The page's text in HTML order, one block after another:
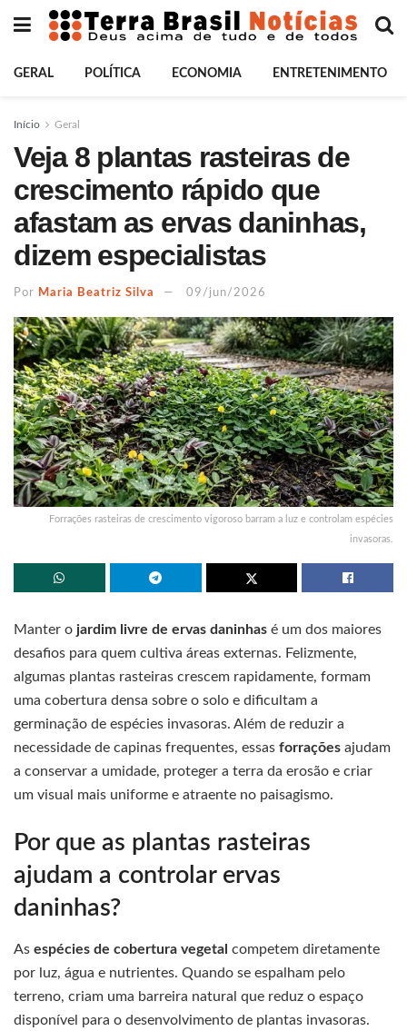
GERAL POLÍTICA ECONOMIA ENTRETENIMENTO
Início Geral
Veja 8 plantas rasteiras de
crescimento rápido que
afastam as ervas daninhas,
dizem especialistas
Por Maria Beatriz Silva 09/jun/2026
Forrações rasteiras de crescimento vigoroso barram a luz e controlam espécies
invasoras.
Manter o jardim livre de ervas daninhas é um dos maiores
desafios para quem cultiva áreas externas. Felizmente,
algumas plantas rasteiras crescem rapidamente, formam
uma cobertura densa sobre o solo e dificultam a
germinação de espécies invasoras. Além de reduzir a
necessidade de capinas frequentes, essas forrações ajudam
a conservar a umidade, proteger a terra da erosão e criar
um visual mais uniforme e atraente no paisagismo.
Por que as plantas rasteiras
ajudam a controlar ervas
daninhas?
As espécies de cobertura vegetal competem diretamente
por luz, água e nutrientes. Quando se espalham pelo
terreno, criam uma barreira natural que reduz o espaço
disponível para o desenvolvimento de plantas invasoras.